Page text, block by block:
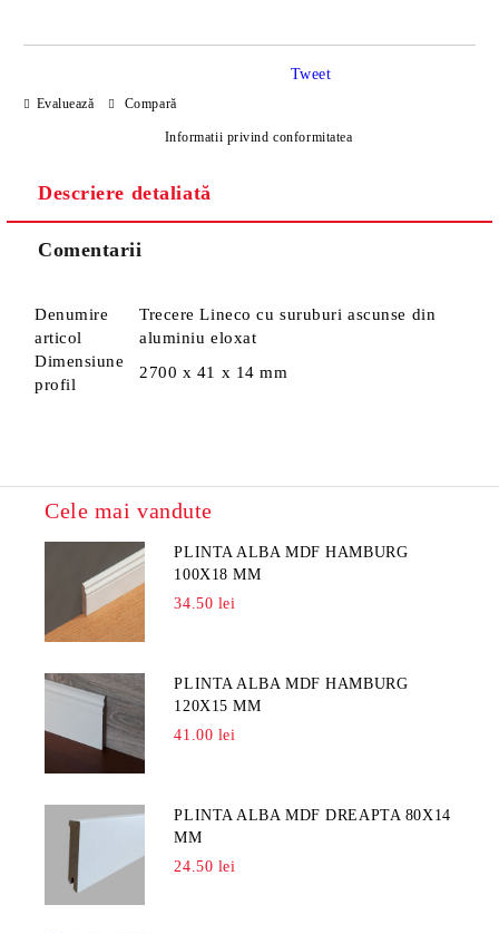
Sunt de acord cuPolitica de confidentialitate
Noi vă vom contacta pentru finalizarea comenzii.
Evaluează Compară
Informatii privind conformitatea
Tweet
Descriere detaliată
Comentarii
Denumire
articol
Trecere Lineco cu suruburi ascunse din
aluminiu eloxat
Dimensiune
profil
2700 x 41 x 14 mm
Cele mai vandute
PLINTA ALBA MDF HAMBURG
100X18 MM
34.50 lei
PLINTA ALBA MDF HAMBURG
120X15 MM
41.00 lei
PLINTA ALBA MDF DREAPTA 80X14
MM
24.50 lei